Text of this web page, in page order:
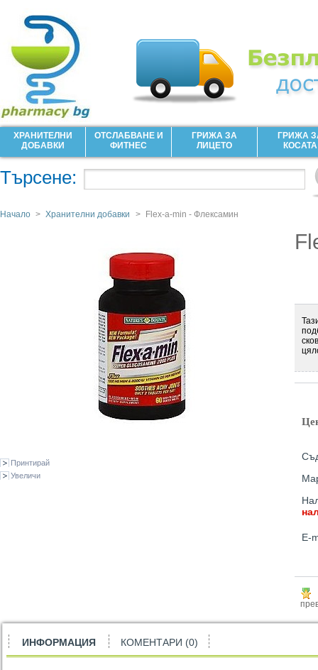
ХРАНИТЕЛНИ
ДОБАВКИ
ОТСЛАБВАНЕ И
ФИТНЕС
ГРИЖА ЗА
ЛИЦЕТО
ГРИЖА
КОСАТА
Търсене:
Начало > Хранителни добавки > Flex-a-min - Флексамин
Принтирай
Увеличи
E-
ИНФОРМАЦИЯ КОМЕНТАРИ (0)